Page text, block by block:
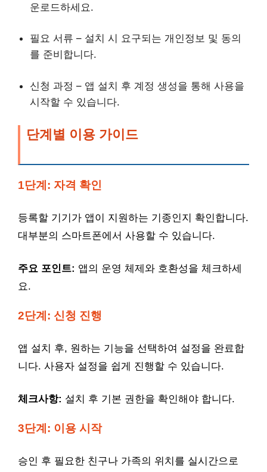
운로드하세요.
필요 서류 – 설치 시 요구되는 개인정보 및 동의
를 준비합니다.
신청 과정 – 앱 설치 후 계정 생성을 통해 사용을
시작할 수 있습니다.
단계별 이용 가이드
1단계: 자격 확인
등록할 기기가 앱이 지원하는 기종인지 확인합니다.
대부분의 스마트폰에서 사용할 수 있습니다.
주요 포인트: 앱의 운영 체제와 호환성을 체크하세
요.
2단계: 신청 진행
앱 설치 후, 원하는 기능을 선택하여 설정을 완료합
니다. 사용자 설정을 쉽게 진행할 수 있습니다.
체크사항: 설치 후 기본 권한을 확인해야 합니다.
3단계: 이용 시작
승인 후 필요한 친구나 가족의 위치를 실시간으로